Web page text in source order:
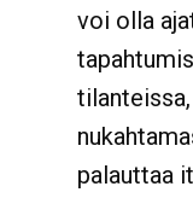
voi olla
palauttaa